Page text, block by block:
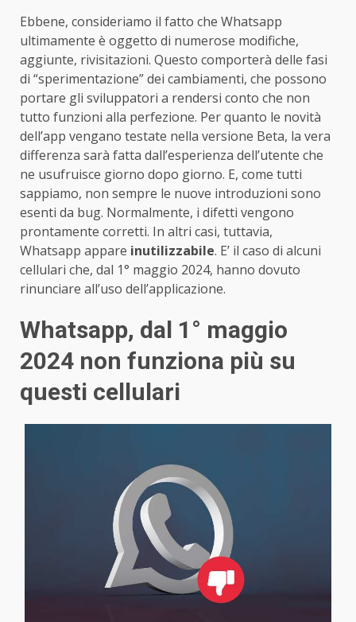
Ebbene, consideriamo il fatto che Whatsapp
ultimamente è oggetto di numerose modifiche,
aggiunte, rivisitazioni. Questo comporterà delle fasi
di “sperimentazione” dei cambiamenti, che possono
portare gli sviluppatori a rendersi conto che non
tutto funzioni alla perfezione. Per quanto le novità
dell’app vengano testate nella versione Beta, la vera
differenza sarà fatta dall’esperienza dell’utente che
ne usufruisce giorno dopo giorno. E, come tutti
sappiamo, non sempre le nuove introduzioni sono
esenti da bug. Normalmente, i difetti vengono
prontamente corretti. In altri casi, tuttavia,
Whatsapp appare inutilizzabile. E’ il caso di alcuni
cellulari che, dal 1° maggio 2024, hanno dovuto
rinunciare all’uso dell’applicazione.
Whatsapp, dal 1° maggio
2024 non funziona più su
questi cellulari